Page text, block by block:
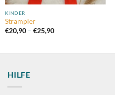
KINDER
Strampler
€20,90 – €25,90Preisspanne:
HILFE